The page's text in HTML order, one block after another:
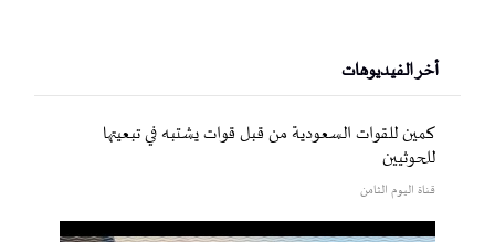
أخر الفيديوهات
كمين للقوات السعودية من قبل قوات يشتبه في تبعيتها
للحوثيين
قناة اليوم الثامن